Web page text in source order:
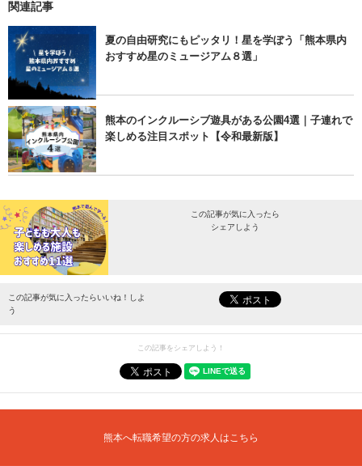
関連記事
夏の自由研究にもピッタリ！星を学ぼう「熊本県内
おすすめ星のミュージアム８選」
熊本のインクルーシブ遊具がある公園4選｜子連れで
楽しめる注目スポット【令和最新版】
この記事が気に入ったら
シェアしよう
最新情報をお届けします。
この記事が気に入ったらいいね！しよ
う
この記事をシェアしよう！
熊本へ転職希望の方の求人はこちら